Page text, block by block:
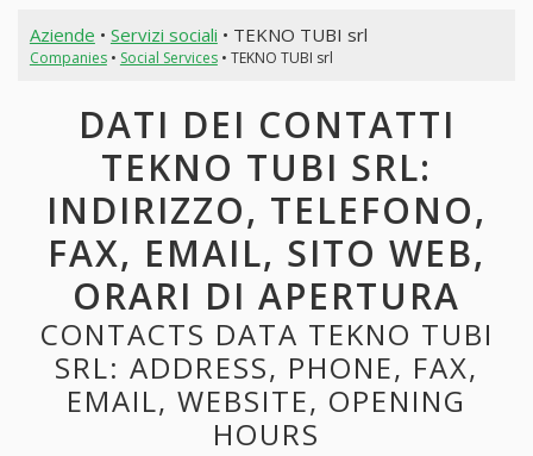
Aziende • Servizi sociali • TEKNO TUBI srl
Companies• Social Services• TEKNO TUBI srl
DATI DEI CONTATTI
TEKNO TUBI SRL:
INDIRIZZO, TELEFONO,
FAX, EMAIL, SITO WEB,
ORARI DI APERTURA
CONTACTS DATA TEKNO TUBI
SRL: ADDRESS, PHONE, FAX,
EMAIL, WEBSITE, OPENING
HOURS